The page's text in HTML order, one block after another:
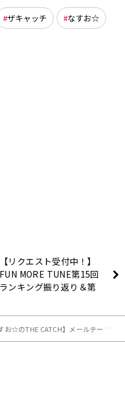
ザキャッチ なすお☆
【リクエスト受付中！】
FUN MORE TUNE第15回
ランキング振り返り＆第
CATCH】メールテーマ「かがやけ！なつお☆選手権」＆占いコーナー！ 収録回のお知らせ！